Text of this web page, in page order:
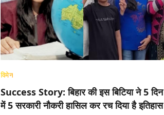
विमेन
Success Story: बिहार की इस बिटिया ने 5 दिन
में 5 सरकारी नौकरी हासिल कर रच दिया है इतिहास